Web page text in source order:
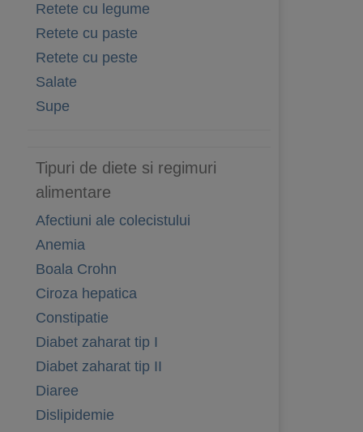
Retete cu legume
Retete cu paste
Retete cu peste
Salate
Supe
Tipuri de diete si regimuri
alimentare
Afectiuni ale colecistului
Anemia
Boala Crohn
Ciroza hepatica
Constipatie
Diabet zaharat tip I
Diabet zaharat tip II
Diaree
Dislipidemie